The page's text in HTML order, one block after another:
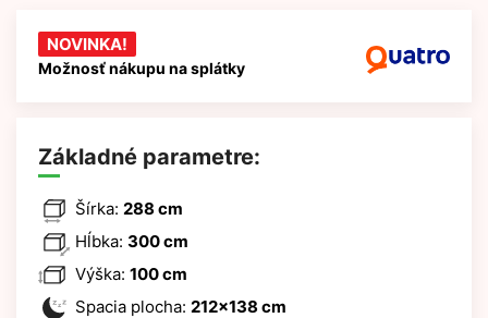
NOVINKA!
Možnosť nákupu na splátky
Základné parametre:
Šírka: 288 cm
Hĺbka: 300 cm
Výška: 100 cm
Spacia plocha: 212x138 cm